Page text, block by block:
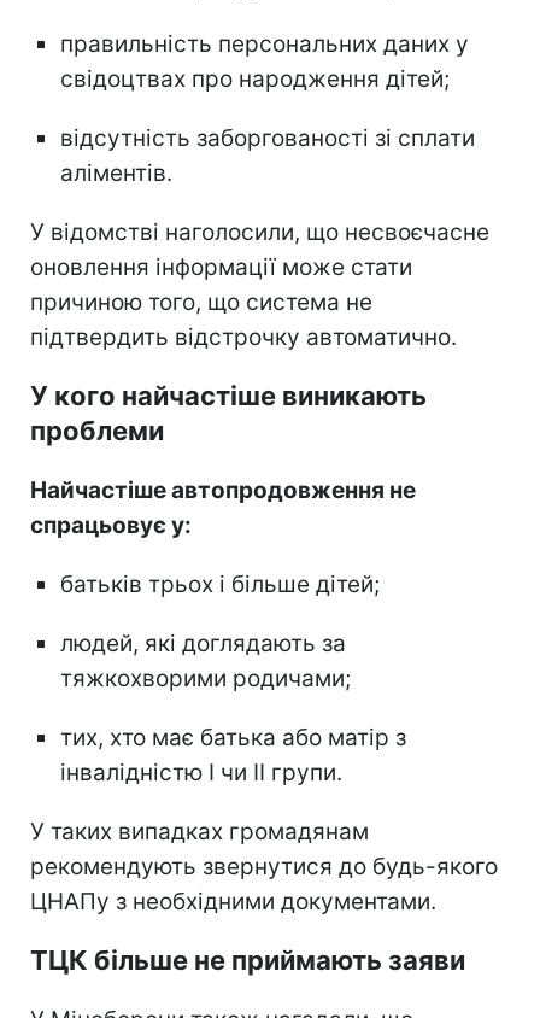
правильність персональних даних у
свідоцтвах про народження дітей;
відсутність заборгованості зі сплати
аліментів.
У відомстві наголосили, що несвоєчасне
оновлення інформації може стати
причиною того, що система не
підтвердить відстрочку автоматично.
У кого найчастіше виникають
проблеми
Найчастіше автопродовження не
спрацьовує у:
батьків трьох і більше дітей;
людей, які доглядають за
тяжкохворими родичами;
тих, хто має батька або матір з
інвалідністю I чи II групи.
У таких випадках громадянам
рекомендують звернутися до будь-якого
ЦНАПу з необхідними документами.
ТЦК більше не приймають заяви